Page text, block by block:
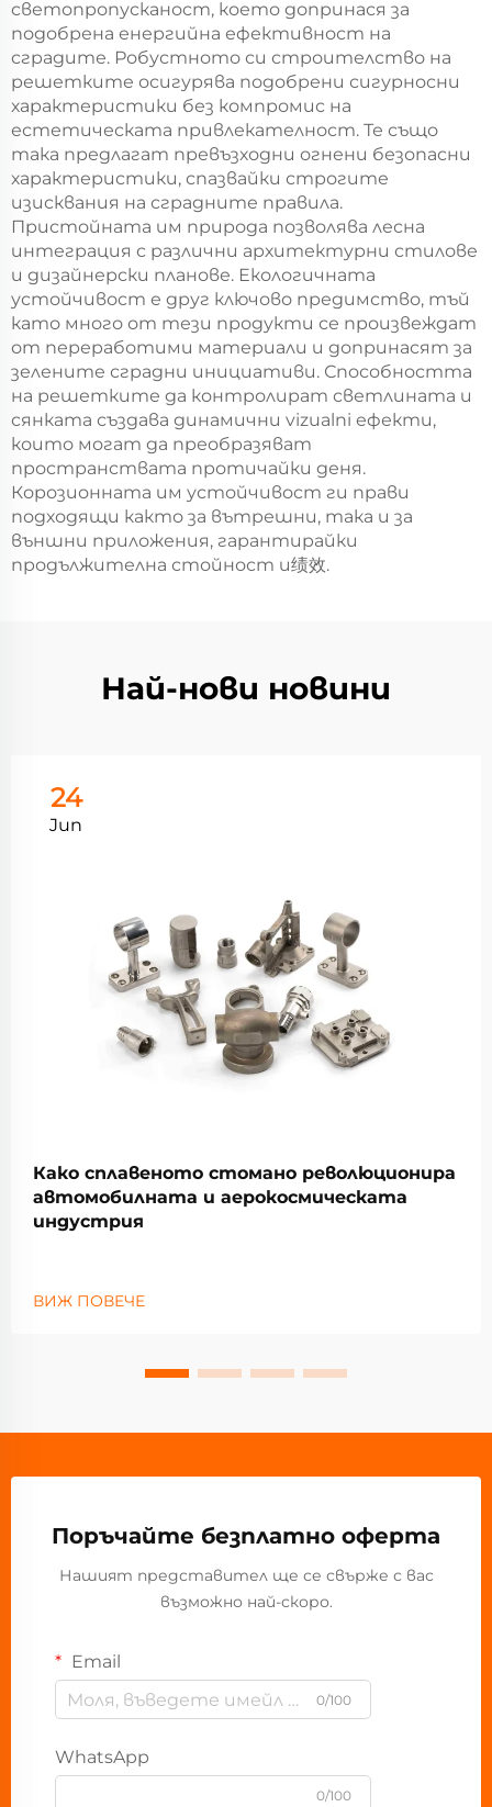
светопропусканост, което допринася за
подобрена енергийна ефективност на
сградите. Робустното си строителство на
решетките осигурява подобрени сигурносни
характеристики без компромис на
естетическата привлекателност. Те също
така предлагат превъзходни огнени безопасни
характеристики, спазвайки строгите
изисквания на сградните правила.
Пристойната им природа позволява лесна
интеграция с различни архитектурни стилове
и дизайнерски планове. Екологичната
устойчивост е друг ключово предимство, тъй
като много от тези продукти се произвеждат
от переработими материали и допринасят за
зелените сградни инициативи. Способността
на решетките да контролират светлината и
сянката създава динамични vizualni ефекти,
които могат да преобразяват
пространствата протичайки деня.
Корозионната им устойчивост ги прави
подходящи както за вътрешни, така и за
външни приложения, гарантирайки
продължителна стойност и绩效.
Най-нови новини
24
Jun
Како сплавеното стомано революционира
автомобилната и аерокосмическата
индустрия
ВИЖ ПОВЕЧЕ
Поръчайте безплатно оферта
Нашият представител ще се свърже с вас
възможно най-скоро.
Email
0/100
WhatsApp
0/100